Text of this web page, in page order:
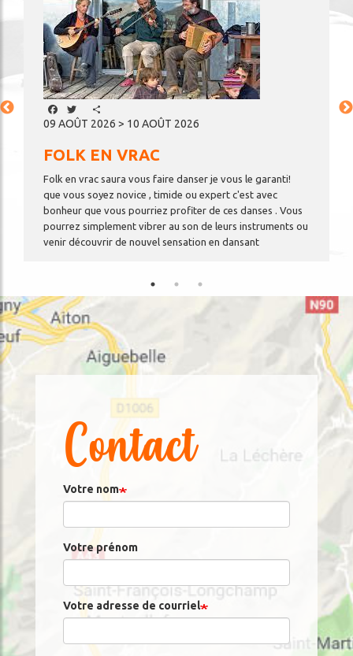
Facebook
Twitter
09 AOÛT 2026 > 10 AOÛT 2026
FOLK EN VRAC
Folk en vrac saura vous faire danser je vous le garanti!
que vous soyez novice , timide ou expert c'est avec
bonheur que vous pourriez profiter de ces danses . Vous
pourrez simplement vibrer au son de leurs instruments ou
venir découvrir de nouvel sensation en dansant
Contact
Votre nom
Votre prénom
Votre adresse de courriel